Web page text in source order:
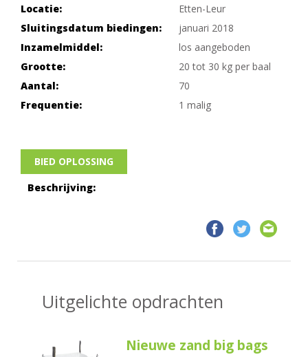
Locatie:
Etten-Leur
Sluitingsdatum biedingen:
januari 2018
Inzamelmiddel:
los aangeboden
Grootte:
20 tot 30 kg per baal
Aantal:
70
Frequentie:
1 malig
BIED OPLOSSING
Beschrijving:
Uitgelichte opdrachten
Nieuwe zand big bags